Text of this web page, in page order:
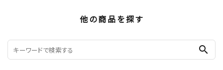
他の商品を探す
search